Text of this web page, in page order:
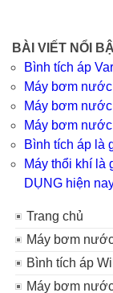
BÀI VIẾT NỔI
Bình tích áp
Máy bơm
Máy bơm
Máy bơm
Bình tích áp là
Máy thổi khí là
DỤNG hiện
Trang chủ
Máy bơm
Bình tích áp
Máy bơm